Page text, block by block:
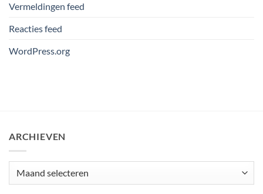
Vermeldingen feed
Reacties feed
WordPress.org
ARCHIEVEN